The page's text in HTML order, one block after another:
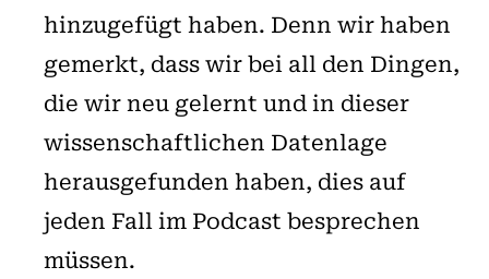
hinzugefügt haben. Denn wir haben
gemerkt, dass wir bei all den Dingen,
die wir neu gelernt und in dieser
wissenschaftlichen Datenlage
herausgefunden haben, dies auf
jeden Fall im Podcast besprechen
müssen.